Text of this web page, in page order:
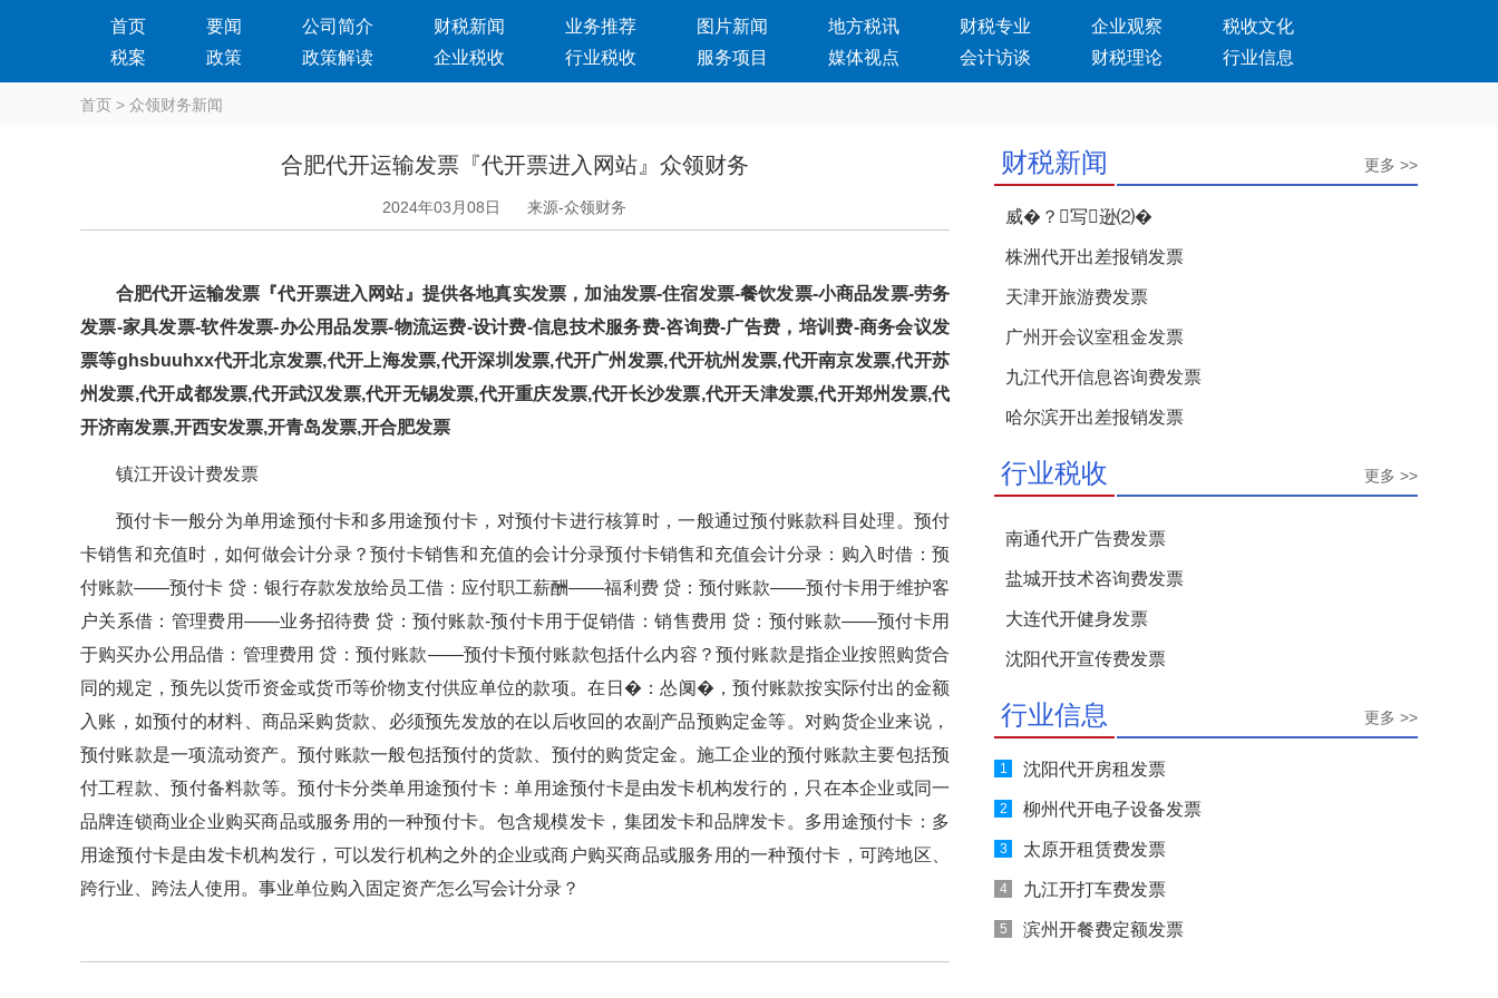
首页 要闻 公司简介 财税新闻 业务推荐 图片新闻 地方税讯 财税专业 企业观察
税收文化
税案
政策 政策解读 企业税收 行业税收 服务项目 媒体视点 会计访谈 财税理论 行业信息
首页 > 众领财务新闻
合肥代开运输发票『代开票进入网站』众领财务
2024年03月08日 来源-众领财务
合肥代开运输发票『代开票进入网站』提供各地真实发票，加油发票-住宿发票-餐饮发票-小商品发票-劳务
发票-家具发票-软件发票-办公用品发票-物流运费-设计费-信息技术服务费-咨询费-广告费，培训费-商务会议发
票等ghsbuuhxx代开北京发票,代开上海发票,代开深圳发票,代开广州发票,代开杭州发票,代开南京发票,代开苏
州发票,代开成都发票,代开武汉发票,代开无锡发票,代开重庆发票,代开长沙发票,代开天津发票,代开郑州发票,代
开济南发票,开西安发票,开青岛发票,开合肥发票
镇江开设计费发票
预付卡一般分为单用途预付卡和多用途预付卡，对预付卡进行核算时，一般通过预付账款科目处理。预付
卡销售和充值时，如何做会计分录？预付卡销售和充值的会计分录预付卡销售和充值会计分录：购入时借：预
付账款——预付卡 贷：银行存款发放给员工借：应付职工薪酬——福利费 贷：预付账款——预付卡用于维护客
户关系借：管理费用——业务招待费 贷：预付账款-预付卡用于促销借：销售费用 贷：预付账款——预付卡用
于购买办公用品借：管理费用 贷：预付账款——预付卡预付账款包括什么内容？预付账款是指企业按照购货合
同的规定，预先以货币资金或货币等价物支付供应单位的款项。在日�：怂阒�，预付账款按实际付出的金额
入账，如预付的材料、商品采购货款、必须预先发放的在以后收回的农副产品预购定金等。对购货企业来说，
预付账款是一项流动资产。预付账款一般包括预付的货款、预付的购货定金。施工企业的预付账款主要包括预
付工程款、预付备料款等。预付卡分类单用途预付卡：单用途预付卡是由发卡机构发行的，只在本企业或同一
品牌连锁商业企业购买商品或服务用的一种预付卡。包含规模发卡，集团发卡和品牌发卡。多用途预付卡：多
用途预付卡是由发卡机构发行，可以发行机构之外的企业或商户购买商品或服务用的一种预付卡，可跨地区、
跨行业、跨法人使用。事业单位购入固定资产怎么写会计分录？
财税新闻 更多 >>
威�？写逊⑵�
株洲代开出差报销发票
天津开旅游费发票
广州开会议室租金发票
九江代开信息咨询费发票
哈尔滨开出差报销发票
行业税收 更多 >>
南通代开广告费发票
盐城开技术咨询费发票
大连代开健身发票
沈阳代开宣传费发票
行业信息 更多 >>
1 沈阳代开房租发票
2 柳州代开电子设备发票
3 太原开租赁费发票
4 九江开打车费发票
5 滨州开餐费定额发票